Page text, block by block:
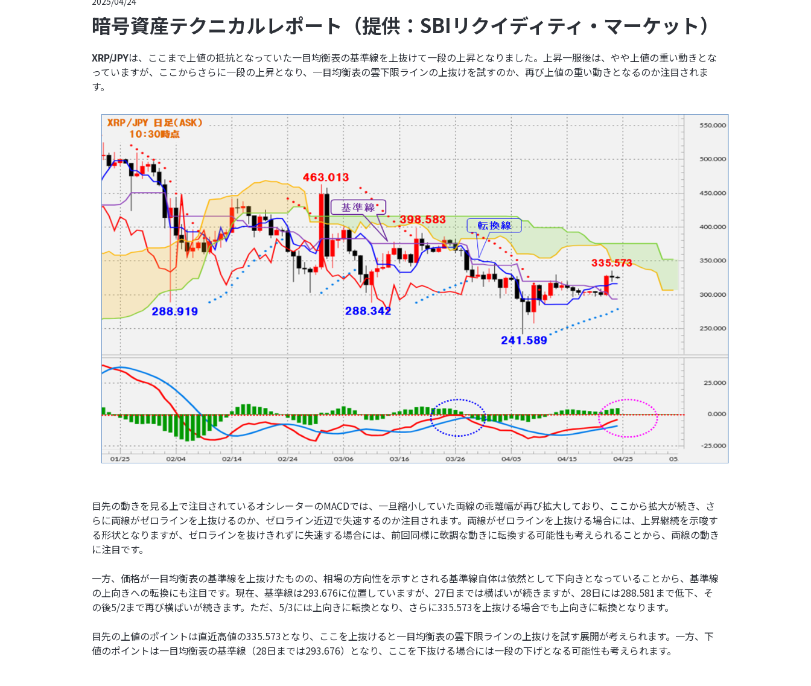
暗号資産テクニカルレポート（提供：SBIリクイディティ・マーケット）
XRP/JPYは、ここまで上値の抵抗となっていた一目均衡表の基準線を上抜けて一段の上昇となりました。上昇一服後は、やや上値の重い動きとな
っていますが、ここからさらに一段の上昇となり、一目均衡表の雲下限ラインの上抜けを試すのか、再び上値の重い動きとなるのか注目されま
す。
目先の動きを見る上で注目されているオシレーターのMACDでは、一旦縮小していた両線の乖離幅が再び拡大しており、ここから拡大が続き、さ
らに両線がゼロラインを上抜けるのか、ゼロライン近辺で失速するのか注目されます。両線がゼロラインを上抜ける場合には、上昇継続を示唆す
る形状となりますが、ゼロラインを抜けきれずに失速する場合には、前回同様に軟調な動きに転換する可能性も考えられることから、両線の動き
に注目です。
一方、価格が一目均衡表の基準線を上抜けたものの、相場の方向性を示すとされる基準線自体は依然として下向きとなっていることから、基準線
の上向きへの転換にも注目です。現在、基準線は293.676に位置していますが、27日までは横ばいが続きますが、28日には288.581まで低下、そ
の後5/2まで再び横ばいが続きます。ただ、5/3には上向きに転換となり、さらに335.573を上抜ける場合でも上向きに転換となります。
目先の上値のポイントは直近高値の335.573となり、ここを上抜けると一目均衡表の雲下限ラインの上抜けを試す展開が考えられます。一方、下
値のポイントは一目均衡表の基準線（28日までは293.676）となり、ここを下抜ける場合には一段の下げとなる可能性も考えられます。